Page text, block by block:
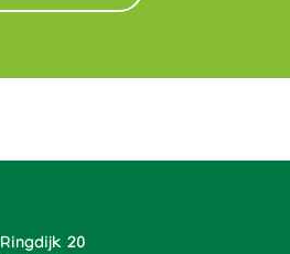
Ringdijk 20